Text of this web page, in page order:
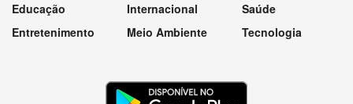
Educação
Entretenimento
Internacional
Meio Ambiente
Saúde
Tecnologia